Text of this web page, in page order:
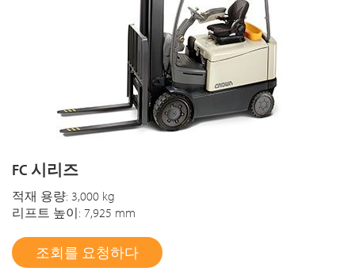
FC 시리즈
적재 용량: 3,000 kg
리프트 높이: 7,925 mm
조회를 요청하다